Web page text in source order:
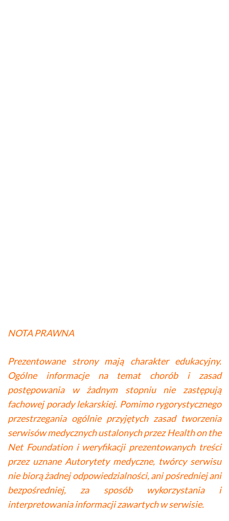
NOTA PRAWNA
Prezentowane strony mają charakter edukacyjny.
Ogólne informacje na temat chorób i zasad
postępowania w żadnym stopniu nie zastępują
fachowej porady lekarskiej. Pomimo rygorystycznego
przestrzegania ogólnie przyjętych zasad tworzenia
serwisów medycznych ustalonych przez Health on the
Net Foundation i weryfikacji prezentowanych treści
przez uznane Autorytety medyczne, twórcy serwisu
nie biorą żadnej odpowiedzialności, ani pośredniej ani
bezpośredniej, za sposób wykorzystania i
interpretowania informacji zawartych w serwisie.